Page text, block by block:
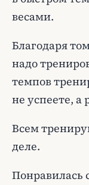
весами.
Благодаря
надо
темпов
не успеете, а
Всем
деле.
Понравилась